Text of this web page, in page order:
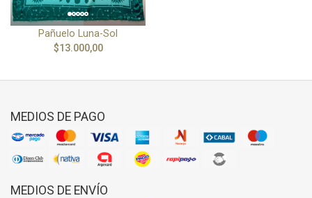
Pañuelo Luna-Sol
$13.000,00
MEDIOS DE PAGO
MEDIOS DE ENVÍO